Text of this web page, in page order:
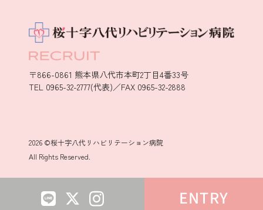
〒866-0861 熊本県八代市本町2丁目4番33号
TEL 0965-32-2777(代表)／FAX 0965-32-2888
2026 ©桜十字八代リハビリテーション病院
All Rights Reserved.
ENTRY